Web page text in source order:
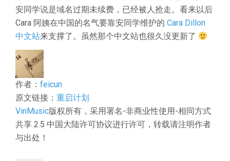
安同学说是域名过期未续费，已经被人抢走。看来以后
Cara 阿姨在中国的名气要靠安同学维护的 Cara Dillon
中文站来支撑了。虽然那个中文站也很久没更新了
作者： feicun
原文链接： 重启计划
VinMusic版权所有，采用署名-非商业性使用-相同方式
共享 2.5 中国大陆许可协议进行许可，转载请注明作者
与出处！